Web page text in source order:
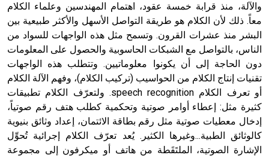
والآلة، منذ قرابة خمسة عقود، اهتمام المهندسين وعلماء الكلام
معاً. ذلك لأن الكلام هو طريقة التواصل الأسهل والأكثر طبيعية بين
البشر منذ عشرات القرون. وتسمح مثل هذه الواجهات للسواد من
الناس، بالتواصل مع الشبكات الحاسوبية والحصول على المعلومات
دون الحاجة إلى أن يكونوا معلوماتيين. وتتطلب هذه الواجهات
تقنيات إنتاج الكلام من الحواسيب (تركيب الكلام)، وفهم الآلة الكلام
أو تعرف الكلام speech recognition. ولتعرّف الكلام تطبيقات
كثيرة مثل: إعطاء أوامر صوتية وتحكمية كطلب هتف رقم صوتياً،
إدخال معطيات صوتية مثل رقم بطاقة الائتمان، إعداد وثائق بنيوية
كالوثائق الطبية...وغيرها الكثير. يُعد تعرّف الكلام إجرائية تُحوِّل
الإشارة الصوتية، الملتَقَطة من هاتف أو ميكرفون إلى مجموعة